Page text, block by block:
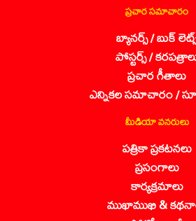
ప్రచార సమాచారం
బ్యానర్స్ / బుక్
పోస్టర్స్ /
ప్రచార గీతాలు
ఎన్నికల సమాచారం /
మీడియా వనరులు
పత్రికా ప్రకటనలు
ప్రసంగాలు
కార్యక్రమాలు
ముఖాముఖి &